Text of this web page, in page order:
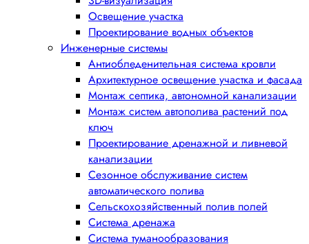
Освещение участка
Проектирование водных объектов
Инженерные системы
Антиобледенительная система кровли
Архитектурное освещение участка и фасада
Монтаж септика, автономной канализации
Монтаж систем автополива растений под
ключ
Проектирование дренажной и ливневой
канализации
Сезонное обслуживание систем
автоматического полива
Сельскохозяйственный полив полей
Система дренажа
Система туманообразования